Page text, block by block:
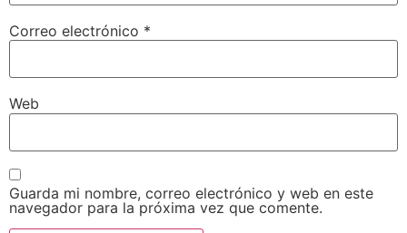
Correo electrónico *
Web
Guarda mi nombre, correo electrónico y web en este
navegador para la próxima vez que comente.